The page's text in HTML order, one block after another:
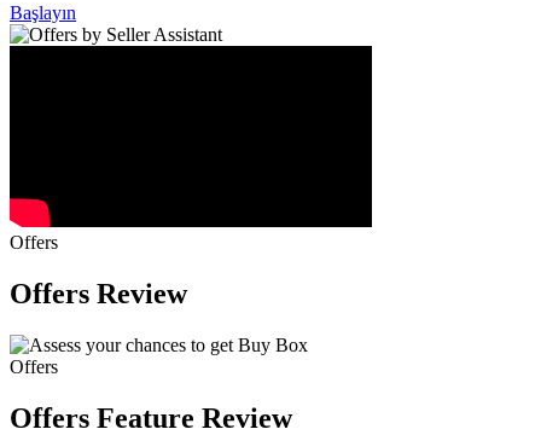
Başlayın
Offers
Offers Review
Offers
Offers Feature Review